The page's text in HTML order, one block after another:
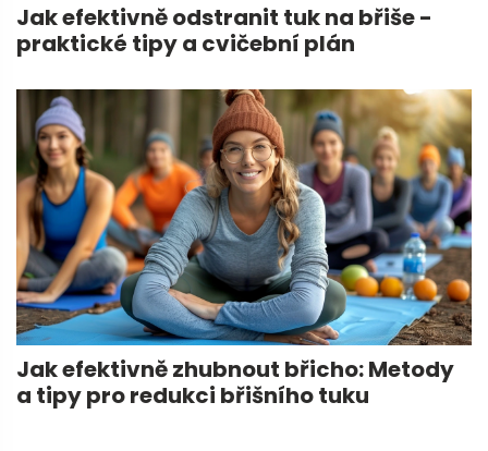
Jak efektivně odstranit tuk na břiše -
praktické tipy a cvičební plán
Jak efektivně zhubnout břicho: Metody
a tipy pro redukci břišního tuku